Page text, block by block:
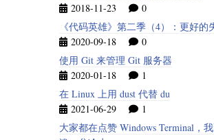
2018-11-23
0
《代码英雄》第二季（4）：更好的
2020-09-18
0
使用 Git 来管理 Git 服务器
2020-01-18
1
在 Linux 上用 dust 代替 du
2021-06-29
1
大家都在点赞 Windows Terminal，